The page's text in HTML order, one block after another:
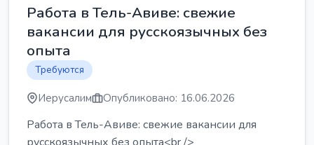
Работа в Тель-Авиве: свежие
вакансии для русскоязычных без
опыта
Требуются
Иерусалим Опубликовано: 16.06.2026
Работа в Тель-Авиве: свежие вакансии для